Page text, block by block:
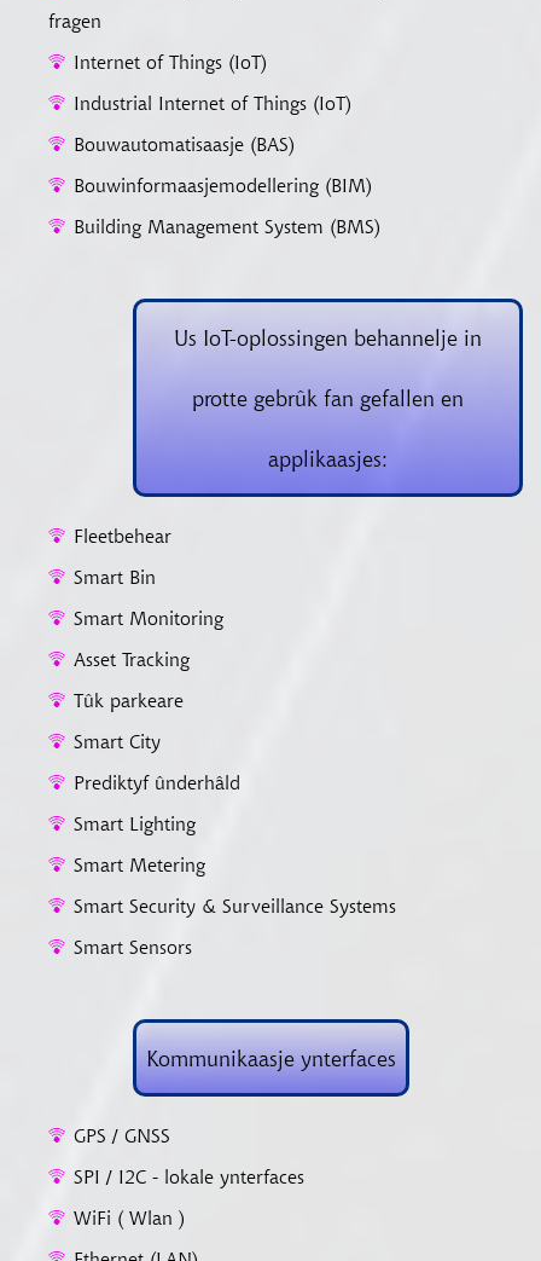
fragen
Internet of Things (IoT)
Industrial Internet of Things (IoT)
Bouwautomatisaasje (BAS)
Bouwinformaasjemodellering (BIM)
Building Management System (BMS)
Us IoT-oplossingen behannelje in
protte gebrûk fan gefallen en
applikaasjes:
Fleetbehear
Smart Bin
Smart Monitoring
Asset Tracking
Tûk parkeare
Smart City
Prediktyf ûnderhâld
Smart Lighting
Smart Metering
Smart Security & Surveillance Systems
Smart Sensors
Kommunikaasje ynterfaces
GPS / GNSS
SPI / I2C - lokale ynterfaces
WiFi ( Wlan )